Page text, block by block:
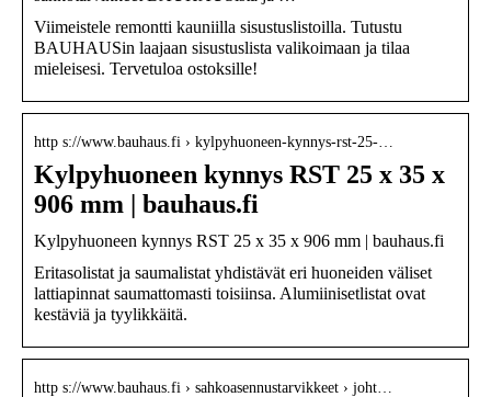
Viimeistele remontti kauniilla sisustuslistoilla. Tutustu
BAUHAUSin laajaan sisustuslista valikoimaan ja tilaa
mieleisesi. Tervetuloa ostoksille!
http s://www.bauhaus.fi › kylpyhuoneen-kynnys-rst-25-…
Kylpyhuoneen kynnys RST 25 x 35 x
906 mm | bauhaus.fi
Kylpyhuoneen kynnys RST 25 x 35 x 906 mm | bauhaus.fi
Eritasolistat ja saumalistat yhdistävät eri huoneiden väliset
lattiapinnat saumattomasti toisiinsa. Alumiinisetlistat ovat
kestäviä ja tyylikkäitä.
http s://www.bauhaus.fi › sahkoasennustarvikkeet › joht…